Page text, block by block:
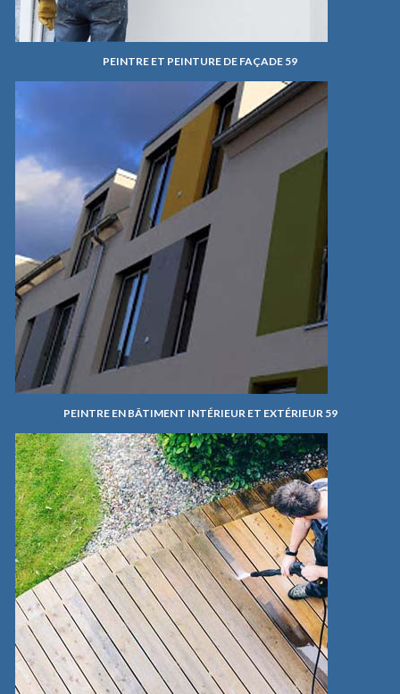
PEINTRE ET PEINTURE DE FAÇADE 59
PEINTRE EN BÂTIMENT INTÉRIEUR ET EXTÉRIEUR 59